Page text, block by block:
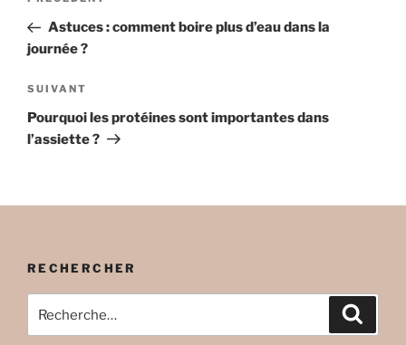
l’article
précédent
Astuces : comment boire plus d’eau dans la
journée ?
Article
suivant
SUIVANT
Pourquoi les protéines sont importantes dans
l’assiette ?
RECHERCHER
pour